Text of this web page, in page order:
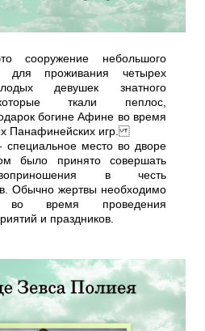
небольшого
для проживания четырех
девушек знатного
ткали пеплос,
богине Афине во время
Панафинейских игр.
место во дворе
было принято совершать
в честь
Обычно жертвы необходимо
во время проведения
и праздников.